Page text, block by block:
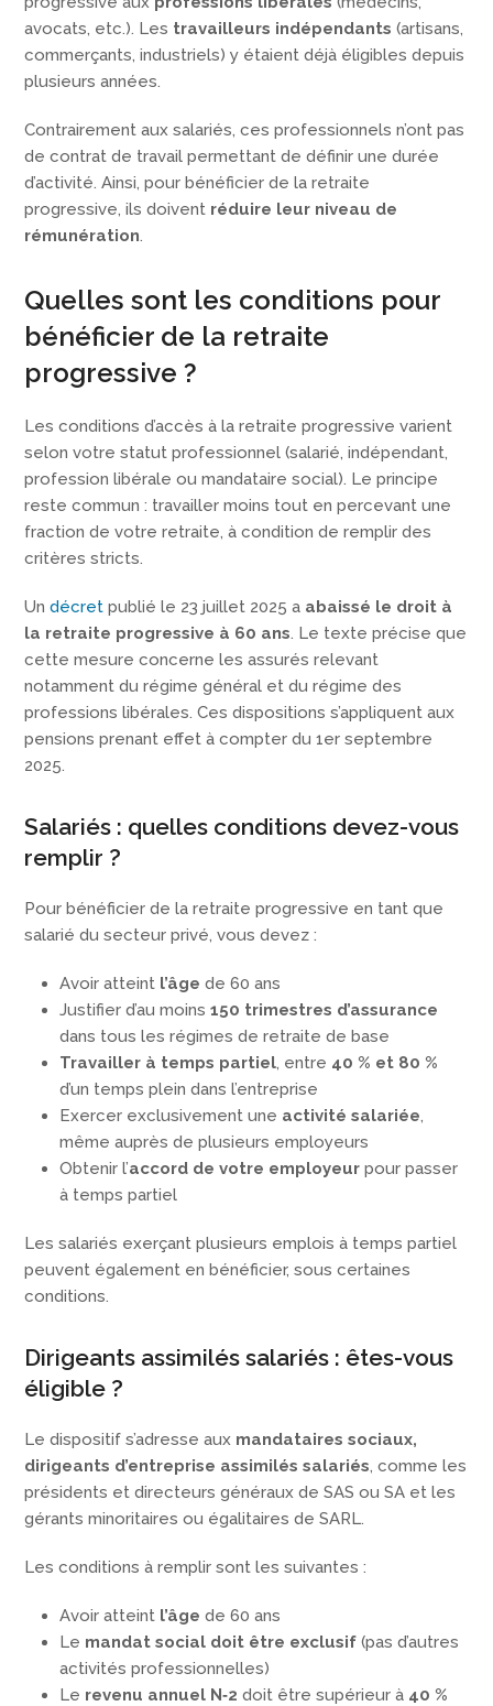
avocats, etc.). Les travailleurs indépendants (artisans,
commerçants, industriels) y étaient déjà éligibles depuis
plusieurs années.
Contrairement aux salariés, ces professionnels n’ont pas
de contrat de travail permettant de définir une durée
d’activité. Ainsi, pour bénéficier de la retraite
progressive, ils doivent réduire leur niveau de
rémunération.
Quelles sont les conditions pour
bénéficier de la retraite
progressive ?
Les conditions d’accès à la retraite progressive varient
selon votre statut professionnel (salarié, indépendant,
profession libérale ou mandataire social). Le principe
reste commun : travailler moins tout en percevant une
fraction de votre retraite, à condition de remplir des
critères stricts.
Undécret publié le 23 juillet 2025 a abaissé le droit à
la retraite progressive à 60 ans. Le texte précise que
cette mesure concerne les assurés relevant
notamment du régime général et du régime des
professions libérales. Ces dispositions s’appliquent aux
pensions prenant effet à compter du 1er septembre
2025.
Salariés : quelles conditions devez-vous
remplir ?
Pour bénéficier de la retraite progressive en tant que
salarié du secteur privé, vous devez :
Avoir atteint l’âgede 60 ans
Justifier d’au moins150 trimestres d’assurance
dans tous les régimes de retraite de base
Travailler à temps partiel, entre 40 % et 80 %
d’un temps plein dans l’entreprise
Exercer exclusivement une activité salariée,
même auprès de plusieurs employeurs
Obtenir l’accord de votre employeurpour passer
à temps partiel
Les salariés exerçant plusieurs emplois à temps partiel
peuvent également en bénéficier, sous certaines
conditions.
Dirigeants assimilés salariés : êtes-vous
éligible ?
Le dispositif s’adresse aux mandataires sociaux,
dirigeants d’entreprise assimilés salariés, comme les
présidents et directeurs généraux de SAS ou SA et les
gérants minoritaires ou égalitaires de SARL.
Les conditions à remplir sont les suivantes :
Avoir atteint l’âgede 60 ans
Le mandat social doit être exclusif (pas d’autres
activités professionnelles)
Le revenu annuel N‑2 doit être supérieur à 40 %